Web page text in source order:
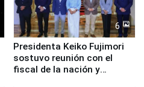
6
Presidenta Keiko Fujimori
sostuvo reunión con el
fiscal de la nación y